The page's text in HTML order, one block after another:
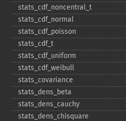
stats_​cdf_​noncentral_​t
stats_​cdf_​normal
stats_​cdf_​poisson
stats_​cdf_​t
stats_​cdf_​uniform
stats_​cdf_​weibull
stats_​covariance
stats_​dens_​beta
stats_​dens_​cauchy
stats_​dens_​chisquare